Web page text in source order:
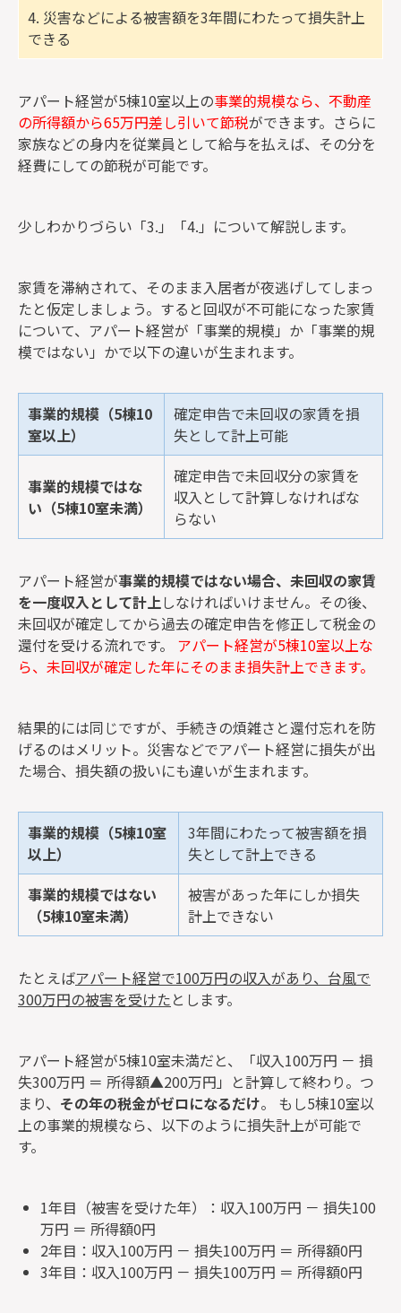
4. 災害などによる被害額を3年間にわたって損失計上
できる
アパート経営が5棟10室以上の事業的規模なら、不動産
の所得額から65万円差し引いて節税ができます。さらに
家族などの身内を従業員として給与を払えば、その分を
経費にしての節税が可能です。
少しわかりづらい「3.」「4.」について解説します。
家賃を滞納されて、そのまま入居者が夜逃げしてしまっ
たと仮定しましょう。すると回収が不可能になった家賃
について、アパート経営が「事業的規模」か「事業的規
模ではない」かで以下の違いが生まれます。
事業的規模（5棟10
室以上）
確定申告で未回収の家賃を損
失として計上可能
事業的規模ではな
い（5棟10室未満）
確定申告で未回収分の家賃を
収入として計算しなければな
らない
アパート経営が事業的規模ではない場合、未回収の家賃
を一度収入として計上しなければいけません。その後、
未回収が確定してから過去の確定申告を修正して税金の
還付を受ける流れです。 アパート経営が5棟10室以上な
ら、未回収が確定した年にそのまま損失計上できます。
結果的には同じですが、手続きの煩雑さと還付忘れを防
げるのはメリット。災害などでアパート経営に損失が出
た場合、損失額の扱いにも違いが生まれます。
事業的規模（5棟10室
以上）
3年間にわたって被害額を損
失として計上できる
事業的規模ではない
（5棟10室未満）
被害があった年にしか損失
計上できない
たとえばアパート経営で100万円の収入があり、台風で
300万円の被害を受けたとします。
アパート経営が5棟10室未満だと、「収入100万円 － 損
失300万円 ＝ 所得額▲200万円」と計算して終わり。つ
まり、 その年の税金がゼロになるだけ。 もし5棟10室以
上の事業的規模なら、以下のように損失計上が可能で
す。
1年目（被害を受けた年）：収入100万円 － 損失100
万円 ＝ 所得額0円
2年目：収入100万円 － 損失100万円 ＝ 所得額0円
3年目：収入100万円 － 損失100万円 ＝ 所得額0円